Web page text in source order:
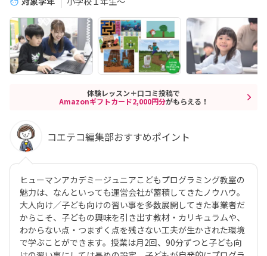
体験レッスン＋口コミ投稿で
Amazonギフトカード2,000円分がもらえる！
コエテコ編集部おすすめポイント
ヒューマンアカデミージュニアこどもプログラミング教室の
魅力は、なんといっても運営会社が蓄積してきたノウハウ。
大人向け／子ども向けの習い事を多数展開してきた事業者だ
からこそ、子どもの興味を引き出す教材・カリキュラムや、
わからない点・つまずく点を残さない工夫が生かされた環境
で学ぶことができます。授業は月2回、90分ずつと子ども向